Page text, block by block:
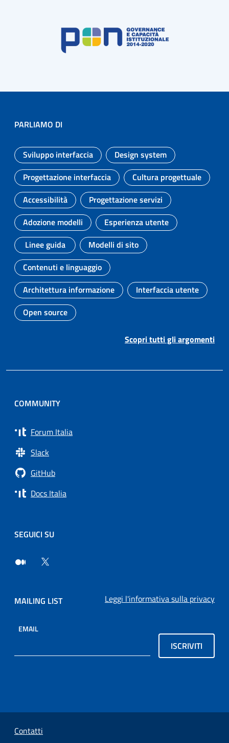
PARLIAMO DI
Argomento:
Sviluppo interfaccia
Argomento:
Design system
Argomento:
Progettazione interfaccia
Argomento:
Cultura progettuale
Argomento:
Accessibilità
Argomento:
Progettazione servizi
Argomento:
Adozione modelli
Argomento:
Esperienza utente
Argomento:
Linee guida
Argomento:
Modelli di sito
Argomento:
Contenuti e linguaggio
Argomento:
Architettura informazione
Argomento:
Interfaccia utente
Argomento:
Open source
Scopri tutti gli argomenti
COMMUNITY
Forum Italia
Slack
GitHub
Docs Italia
SEGUICI SU
MAILING LIST Leggi l'informativa sulla privacy
EMAIL
ISCRIVITI
Sezione Link Utili
Contatti